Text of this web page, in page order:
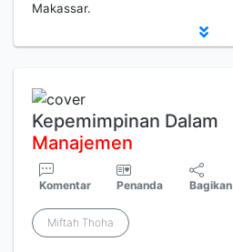
Makassar.
Kepemimpinan Dalam
Manajemen
Komentar Penanda Bagikan
Miftah Thoha